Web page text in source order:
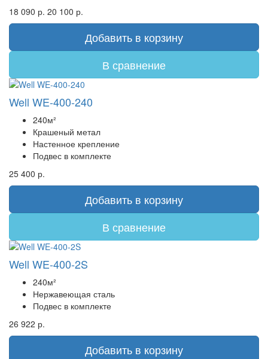
18 090 р. 20 100 р.
Добавить в корзину
В сравнение
Well WE-400-240
240м²
Крашеный метал
Настенное крепление
Подвес в комплекте
25 400 р.
Добавить в корзину
В сравнение
Well WE-400-2S
240м²
Нержавеющая сталь
Подвес в комплекте
26 922 р.
Добавить в корзину